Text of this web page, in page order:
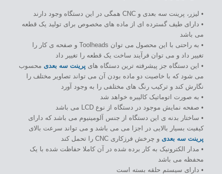
• لیزر، پرینت سه بعدی و CNC همگی در این دستگاه وجود دارند
• دارای طیف گسترده ای از ماده های مخصوص برای تولید یک قطعه
می باشد
• به راحتی با این محصول می توان Toolheads و صفحه ی کار را
تغییر داد و می توان فرآیند ساخت یک قطعه را تغییر داد
• این دستگاه جز پیشرفته ترین دستگاه های پرینت سه بعدی محسوب
می شود که با خاصیت دو ماده بودن آن می تواند تصاویر مختلف را
نگارش کند و ترکیب رنگ های مختلفی را به وجود آورد
• به صورت اتوماتیک کالیبره خواهد شد
• صفحه نمایش موجود در دستگاه از نوع LCD می باشد
• ساختار بدنه ی این دستگاه از جنس آلومینیوم می باشد که دارای
کیفیت بسیار بالایی در اجزا می می باشد و می تواند سرعت بالای
پرینت سه بعدی و چرخش فرزکاری CNC را تحمل کند
• مدار الکترونیک به کار برده شده در آن کاملا حفاظت شده با یک
محفظه می باشد
• دارای سیستم حلقه بسته است